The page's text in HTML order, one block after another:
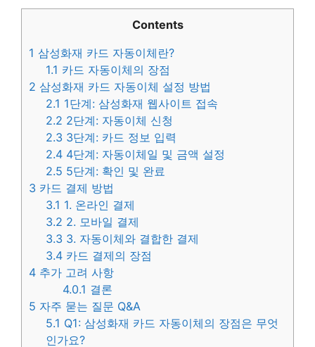
Contents
1 삼성화재 카드 자동이체란?
1.1 카드 자동이체의 장점
2 삼성화재 카드 자동이체 설정 방법
2.1 1단계: 삼성화재 웹사이트 접속
2.2 2단계: 자동이체 신청
2.3 3단계: 카드 정보 입력
2.4 4단계: 자동이체일 및 금액 설정
2.5 5단계: 확인 및 완료
3 카드 결제 방법
3.1 1. 온라인 결제
3.2 2. 모바일 결제
3.3 3. 자동이체와 결합한 결제
3.4 카드 결제의 장점
4 추가 고려 사항
4.0.1 결론
5 자주 묻는 질문 Q&A
5.1 Q1: 삼성화재 카드 자동이체의 장점은 무엇
인가요?